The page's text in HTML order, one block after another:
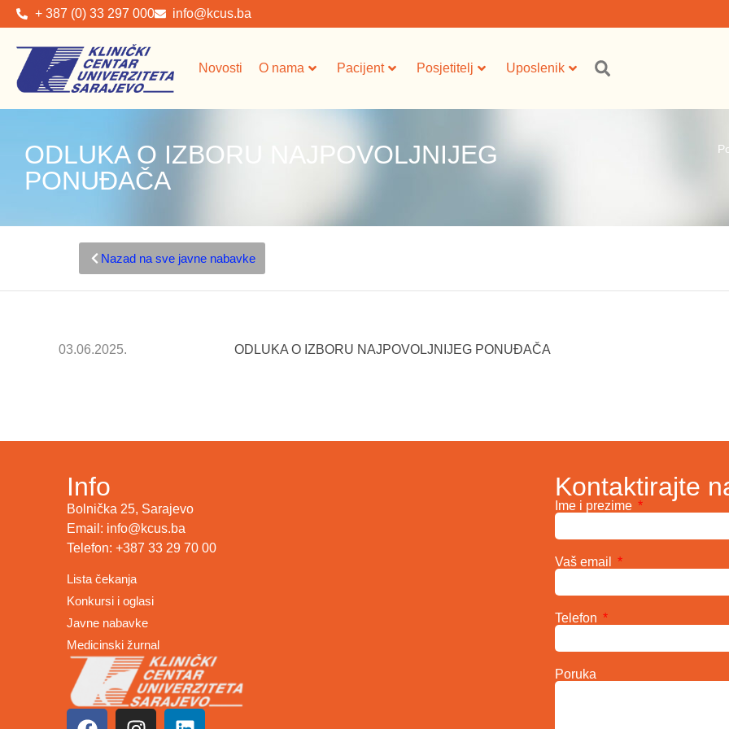
+ 387 (0) 33 297 000 info@kcus.ba
Novosti O nama Pacijent Posjetitelj Uposlenik
ODLUKA O IZBORU NAJPOVOLJNIJEG
PONUĐAČA
Nazad na sve javne nabavke
03.06.2025. ODLUKA O IZBORU NAJPOVOLJNIJEG PONUĐAČA
Info
Bolnička 25, Sarajevo
Email: info@kcus.ba
Telefon: +387 33 29 70 00
Lista čekanja
Konkursi i oglasi
Javne nabavke
Medicinski žurnal
Kontaktirajte
Ime i prezime
Vaš email
Telefon
Poruka